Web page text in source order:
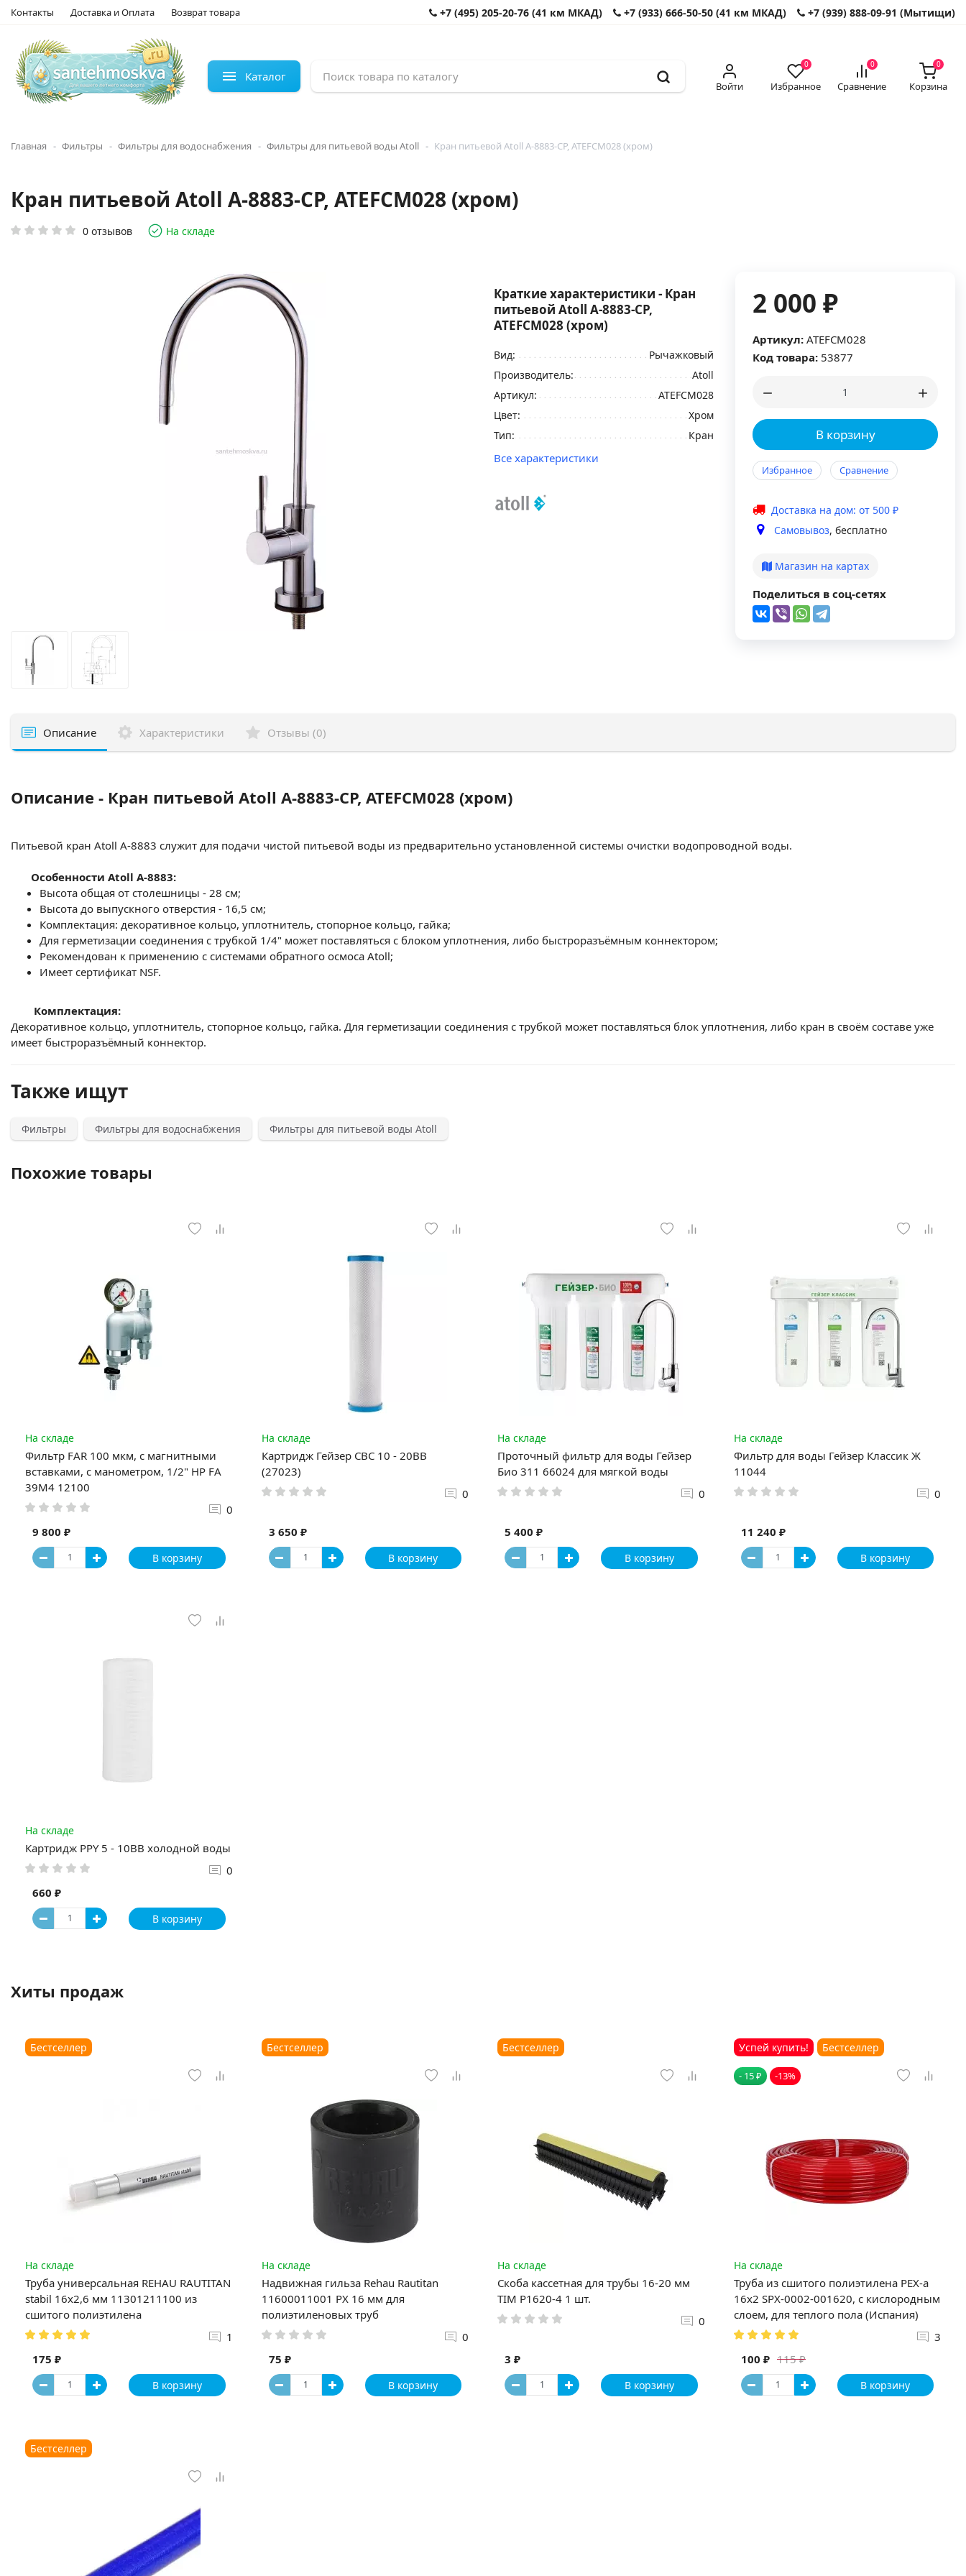
Контакты Доставка и Оплата Возврат товара +7 (495) 205-20-76 (41 км МКАД) +7 (933) 666-50-50 (41 км МКАД) +7 (939) 888-09-91 (Мытищи)
Каталог
Войти
0
Избранное
0
Сравнение
0
Корзина
Главная Фильтры Фильтры для водоснабжения Фильтры для питьевой воды Atoll Кран питьевой Atoll A-8883-CP, ATEFCM028 (хром)
Кран питьевой Atoll A-8883-CP, ATEFCM028 (хром)
0 отзывов На складе
2 000 ₽
Артикул: ATEFCM028
Код товара: 53877
В корзину
Избранное Сравнение
Доставка на дом: от 500 ₽
Самовывоз, бесплатно
Магазин на картах
Поделиться в соц-сетях
Краткие характеристики - Кран
питьевой Atoll A-8883-CP,
ATEFCM028 (хром)
Вид:
Рычажковый
Производитель:
Atoll
Артикул:
ATEFCM028
Цвет:
Хром
Тип:
Кран
Все характеристики
Описание Характеристики Отзывы (0)
Описание - Кран питьевой Atoll A-8883-CP, ATEFCM028 (хром)
Питьевой кран Atoll A-8883 служит для подачи чистой питьевой воды из предварительно установленной системы очистки водопроводной воды.
Особенности Atoll A-8883:
Высота общая от столешницы - 28 см;
Высота до выпускного отверстия - 16,5 см;
Комплектация: декоративное кольцо, уплотнитель, стопорное кольцо, гайка;
Для герметизации соединения с трубкой 1/4" может поставляться с блоком уплотнения, либо быстроразъёмным коннектором;
Рекомендован к применению с системами обратного осмоса Atoll;
Имеет сертификат NSF.
Комплектация:
Декоративное кольцо, уплотнитель, стопорное кольцо, гайка. Для герметизации соединения с трубкой может поставляться блок уплотнения, либо кран в своём составе уже
имеет быстроразъёмный коннектор.
Также ищут
Фильтры Фильтры для водоснабжения Фильтры для питьевой воды Atoll
Похожие товары
На складе
Фильтр FAR 100 мкм, с магнитными
вставками, с манометром, 1/2" НР FA
39M4 12100
0
9 800 ₽
В корзину
На складе
Картридж Гейзер CBC 10 - 20BB
(27023)
0
3 650 ₽
В корзину
На складе
Проточный фильтр для воды Гейзер
Био 311 66024 для мягкой воды
0
5 400 ₽
В корзину
На складе
Фильтр для воды Гейзер Классик Ж
11044
0
11 240 ₽
В корзину
На складе
Картридж PPY 5 - 10BB холодной воды
0
660 ₽
В корзину
Хиты продаж
Бестселлер
На складе
Труба универсальная REHAU RAUTITAN
stabil 16х2,6 мм 11301211100 из
сшитого полиэтилена
1
175 ₽
В корзину
Бестселлер
На складе
Надвижная гильза Rehau Rautitan
11600011001 PX 16 мм для
полиэтиленовых труб
0
75 ₽
В корзину
Бестселлер
На складе
Скоба кассетная для трубы 16-20 мм
TIM P1620-4 1 шт.
0
3 ₽
В корзину
Успей купить! Бестселлер
- 15 ₽ -13%
На складе
Труба из сшитого полиэтилена PEX-a
16х2 SPX-0002-001620, с кислородным
слоем, для теплого пола (Испания)
3
115 ₽
100 ₽
В корзину
Бестселлер